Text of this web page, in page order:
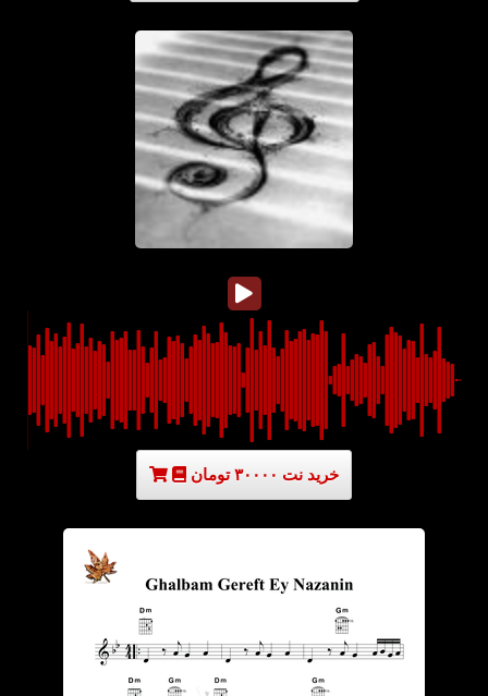
خرید نت ۳۰۰۰۰ تومان